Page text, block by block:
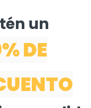
un
DE